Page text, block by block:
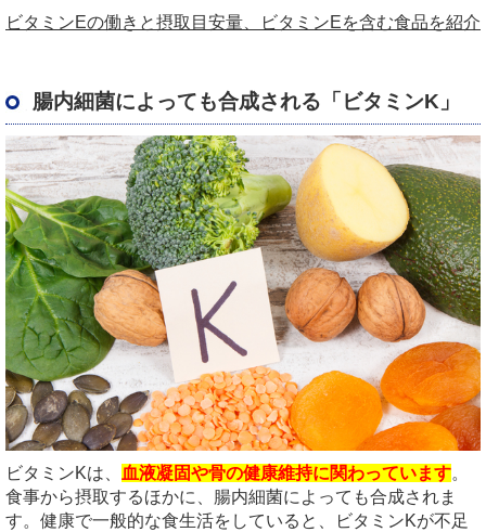
ビタミンEの働きと摂取目安量、ビタミンEを含む食品を紹介
腸内細菌によっても合成される「ビタミンK」
ビタミンKは、 血液凝固や骨の健康維持に関わっています。
食事から摂取するほかに、腸内細菌によっても合成されま
す。健康で一般的な食生活をしていると、ビタミンKが不足